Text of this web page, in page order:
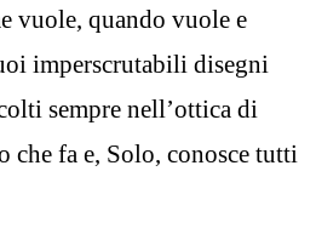
vuole, quando vuole e
imperscrutabili disegni
sempre nell’ottica di
che fa e, Solo, conosce tutti